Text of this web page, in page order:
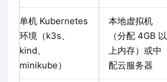
单机 Kubernetes
环境（k3s、
kind、
minikube）
本地虚拟机
（分配 4GB 以
上内存）或中
配云服务器